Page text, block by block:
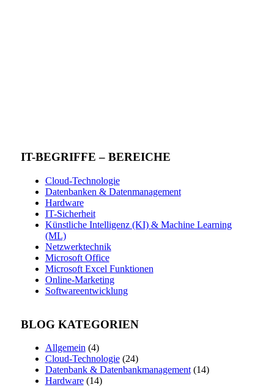
IT-BEGRIFFE – BEREICHE
Cloud-Technologie
Datenbanken & Datenmanagement
Hardware
IT-Sicherheit
Künstliche Intelligenz (KI) & Machine Learning
(ML)
Netzwerktechnik
Microsoft Office
Microsoft Excel Funktionen
Online-Marketing
Softwareentwicklung
BLOG KATEGORIEN
Allgemein(4)
Cloud-Technologie(24)
Datenbank & Datenbankmanagement(14)
Hardware(14)